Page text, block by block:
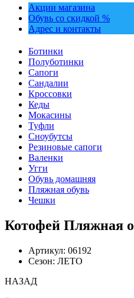
Акции магазина
Обувь со скидкой %
Адрес и контакты
Ботинки
Полуботинки
Сапоги
Сандалии
Кроссовки
Кеды
Мокасины
Туфли
Сноубутсы
Резиновые сапоги
Валенки
Угги
Обувь домашняя
Пляжная обувь
Чешки
Котофей Пляжная
Артикул: 06192
Сезон: ЛЕТО
НАЗАД